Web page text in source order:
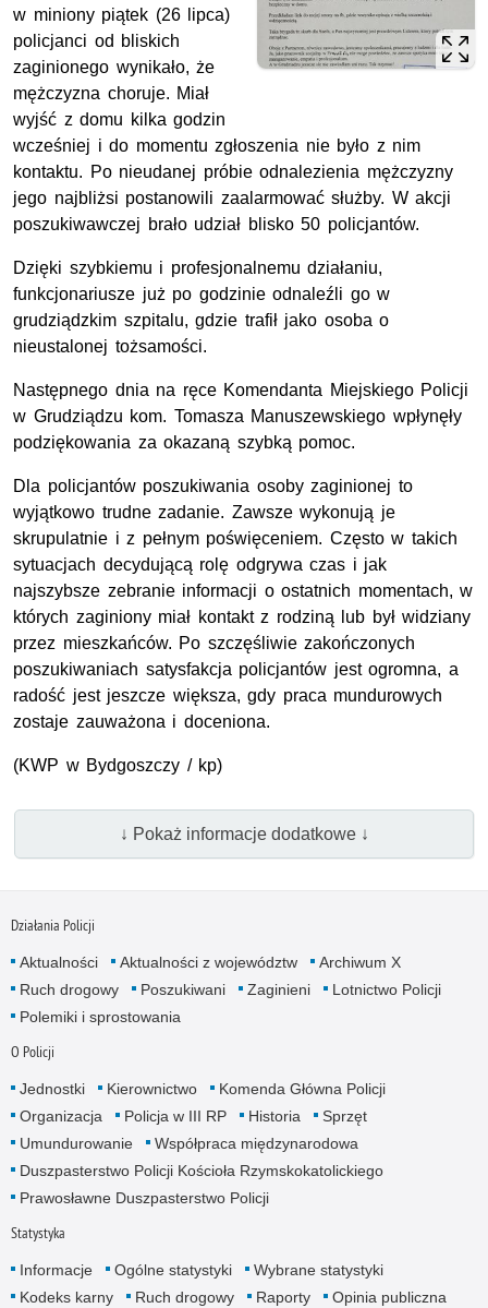
w miniony piątek (26 lipca)
policjanci od bliskich
zaginionego wynikało, że
mężczyzna choruje. Miał
wyjść z domu kilka godzin
wcześniej i do momentu zgłoszenia nie było z nim
kontaktu. Po nieudanej próbie odnalezienia mężczyzny
jego najbliżsi postanowili zaalarmować służby. W akcji
poszukiwawczej brało udział blisko 50 policjantów.
Dzięki szybkiemu i profesjonalnemu działaniu,
funkcjonariusze już po godzinie odnaleźli go w
grudziądzkim szpitalu, gdzie trafił jako osoba o
nieustalonej tożsamości.
Następnego dnia na ręce Komendanta Miejskiego Policji
w Grudziądzu kom. Tomasza Manuszewskiego wpłynęły
podziękowania za okazaną szybką pomoc.
Dla policjantów poszukiwania osoby zaginionej to
wyjątkowo trudne zadanie. Zawsze wykonują je
skrupulatnie i z pełnym poświęceniem. Często w takich
sytuacjach decydującą rolę odgrywa czas i jak
najszybsze zebranie informacji o ostatnich momentach, w
których zaginiony miał kontakt z rodziną lub był widziany
przez mieszkańców. Po szczęśliwie zakończonych
poszukiwaniach satysfakcja policjantów jest ogromna, a
radość jest jeszcze większa, gdy praca mundurowych
zostaje zauważona i doceniona.
(KWP w Bydgoszczy / kp)
↓ Pokaż informacje dodatkowe ↓
Działania Policji
Aktualności Aktualności z województw
Archiwum X
Ruch drogowy
Poszukiwani Zaginieni
Lotnictwo Policji
Polemiki i sprostowania
O Policji
Jednostki Kierownictwo
Komenda Główna Policji
Organizacja
Policja w III RP Historia
Sprzęt
Umundurowanie
Współpraca międzynarodowa
Duszpasterstwo Policji Kościoła Rzymskokatolickiego
Prawosławne Duszpasterstwo Policji
Statystyka
Informacje Ogólne statystyki
Wybrane statystyki
Kodeks karny
Ruch drogowy Raporty Opinia publiczna